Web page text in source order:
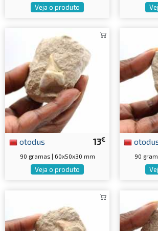
Veja o produto
13€
otodus
90 gramas | 60x50x30 mm
Veja o produto
90